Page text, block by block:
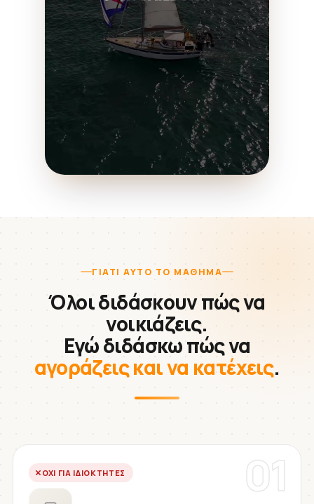
ΓΙΑΤΊ ΑΥΤΌ ΤΟ ΜΆΘΗΜΑ
Όλοι διδάσκουν πώς να
νοικιάζεις.
Εγώ διδάσκω πώς να
αγοράζεις και να κατέχεις.
01
ΌΧΙ ΓΙΑ ΙΔΙΟΚΤΉΤΕΣ